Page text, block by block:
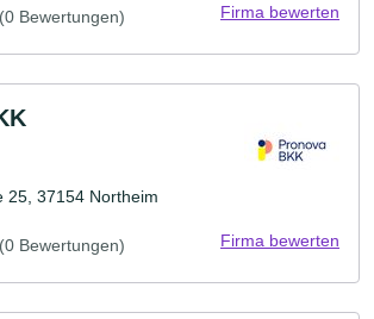
(0 Bewertungen) Firma bewerten
25, 37154 Northeim
(0 Bewertungen) Firma bewerten